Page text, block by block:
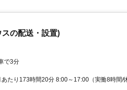
の配送・設置)
で3分
たり173時間20分 8:00～17:00（実働8時間/